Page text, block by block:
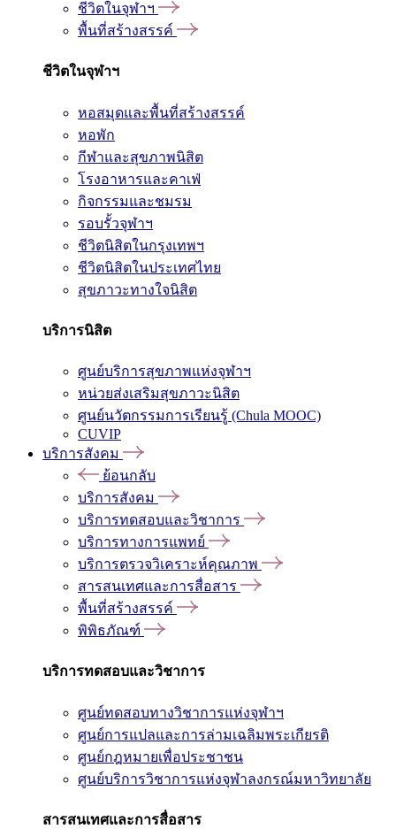
ชีวิตในจุฬาฯ
พื้นที่สร้างสรรค์
ชีวิตในจุฬาฯ
หอสมุดและพื้นที่สร้างสรรค์
หอพัก
กีฬาและสุขภาพนิสิต
โรงอาหารและคาเฟ่
กิจกรรมและชมรม
รอบรั้วจุฬาฯ
ชีวิตนิสิตในกรุงเทพฯ
ชีวิตนิสิตในประเทศไทย
สุขภาวะทางใจนิสิต
บริการนิสิต
ศูนย์บริการสุขภาพแห่งจุฬาฯ
หน่วยส่งเสริมสุขภาวะนิสิต
ศูนย์นวัตกรรมการเรียนรู้ (Chula MOOC)
CUVIP
บริการสังคม
ย้อนกลับ
บริการสังคม
บริการทดสอบและวิชาการ
บริการทางการแพทย์
บริการตรวจวิเคราะห์คุณภาพ
สารสนเทศและการสื่อสาร
พื้นที่สร้างสรรค์
พิพิธภัณฑ์
บริการทดสอบและวิชาการ
ศูนย์ทดสอบทางวิชาการแห่งจุฬาฯ
ศูนย์การแปลและการล่ามเฉลิมพระเกียรติ
ศูนย์กฎหมายเพื่อประชาชน
ศูนย์บริการวิชาการแห่งจุฬาลงกรณ์มหาวิทยาลัย
สารสนเทศและการสื่อสาร